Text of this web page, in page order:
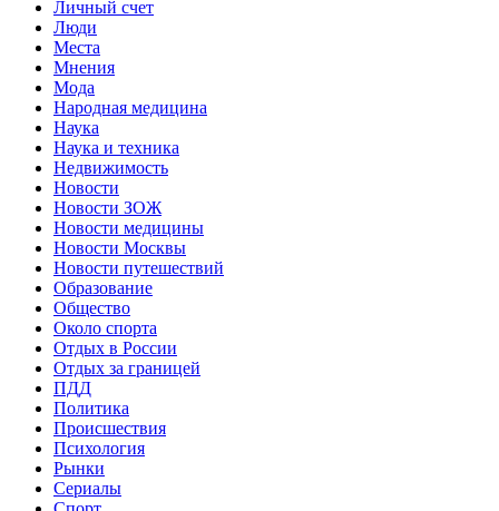
Личный счет
Люди
Места
Мнения
Мода
Народная медицина
Наука
Наука и техника
Недвижимость
Новости
Новости ЗОЖ
Новости медицины
Новости Москвы
Новости путешествий
Образование
Общество
Около спорта
Отдых в России
Отдых за границей
ПДД
Политика
Происшествия
Психология
Рынки
Сериалы